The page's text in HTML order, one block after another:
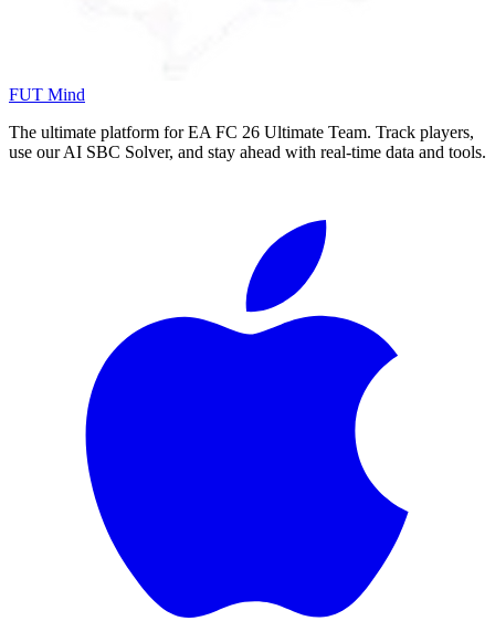
FUT Mind
The ultimate platform for EA FC 26 Ultimate Team. Track players,
use our AI SBC Solver, and stay ahead with real-time data and tools.